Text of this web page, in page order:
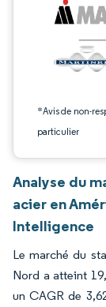
*Avis de non-
particulier
Analyse du
acier en
Intelligence
Le marché du
Nord a atteint
un CAGR de